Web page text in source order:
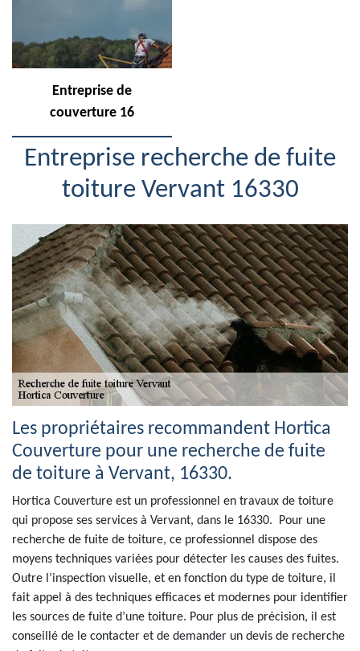
Entreprise de
couverture 16
Entreprise recherche de fuite
toiture Vervant 16330
Les propriétaires recommandent Hortica
Couverture pour une recherche de fuite
de toiture à Vervant, 16330.
Hortica Couverture est un professionnel en travaux de toiture
qui propose ses services à Vervant, dans le 16330. Pour une
recherche de fuite de toiture, ce professionnel dispose des
moyens techniques variées pour détecter les causes des fuites.
Outre l’inspection visuelle, et en fonction du type de toiture, il
fait appel à des techniques efficaces et modernes pour identifier
les sources de fuite d’une toiture. Pour plus de précision, il est
conseillé de le contacter et de demander un devis de recherche